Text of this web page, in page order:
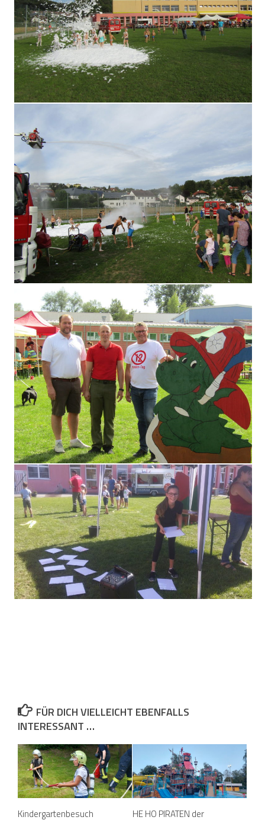
FÜR DICH VIELLEICHT EBENFALLS
INTERESSANT …
Kindergartenbesuch
HE HO PIRATEN der